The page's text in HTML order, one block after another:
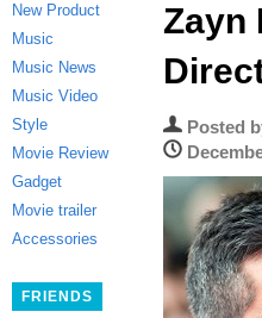
New Product
Music
Music News
Music Video
Style
Movie Review
Gadget
Movie trailer
Accessories
FRIENDS
Zayn
Posted